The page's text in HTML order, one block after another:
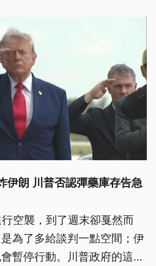
伊朗 川普否認彈藥庫存告急
空襲，到了週末卻戛然而
為了多給談判一點空間；伊
暫停行動。川普政府的這項